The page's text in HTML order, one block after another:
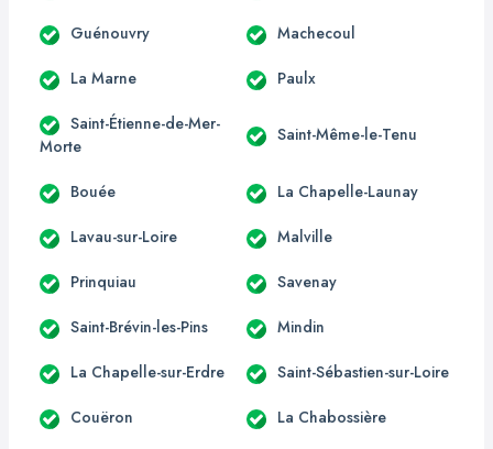
Guénouvry Machecoul
La Marne Paulx
Saint-Étienne-de-Mer-
Morte
Saint-Même-le-Tenu
Bouée La Chapelle-Launay
Lavau-sur-Loire Malville
Prinquiau Savenay
Saint-Brévin-les-Pins Mindin
La Chapelle-sur-Erdre Saint-Sébastien-sur-Loire
Couëron La Chabossière